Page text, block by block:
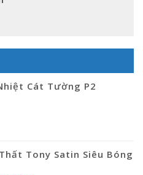
Cát Tường P2
Tony Satin Siêu Bóng